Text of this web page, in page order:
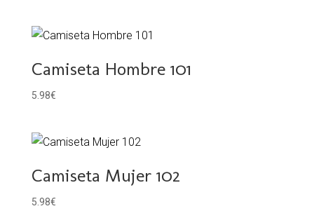
Camiseta Hombre 101
5.98€
Camiseta Mujer 102
5.98€